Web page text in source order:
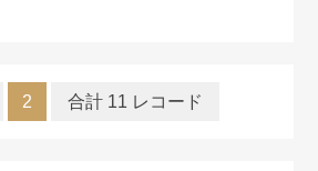
2 合計 11 レコード